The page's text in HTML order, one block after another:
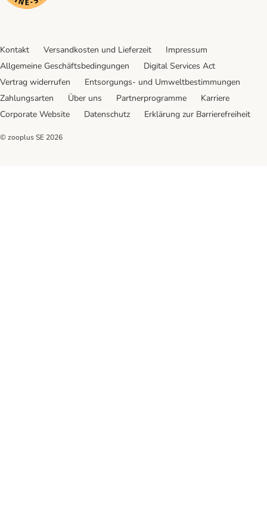
Kontakt Versandkosten und Lieferzeit
Impressum
Allgemeine Geschäftsbedingungen
Digital Services Act
Vertrag widerrufen
Entsorgungs- und Umweltbestimmungen
Zahlungsarten
Über uns Partnerprogramme
Karriere
Corporate Website
Datenschutz Erklärung zur Barrierefreiheit
© zooplus SE 2026